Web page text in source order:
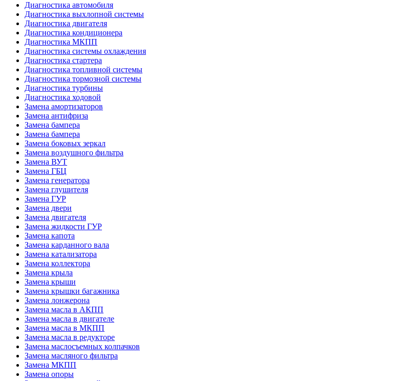
Диагностика автомобиля
Диагностика выхлопной системы
Диагностика двигателя
Диагностика кондиционера
Диагностика МКПП
Диагностика системы охлаждения
Диагностика стартера
Диагностика топливной системы
Диагностика тормозной системы
Диагностика турбины
Диагностика ходовой
Замена амортизаторов
Замена антифриза
Замена бампера
Замена бампера
Замена боковых зеркал
Замена воздушного фильтра
Замена ВУТ
Замена ГБЦ
Замена генератора
Замена глушителя
Замена ГУР
Замена двери
Замена двигателя
Замена жидкости ГУР
Замена капота
Замена карданного вала
Замена катализатора
Замена коллектора
Замена крыла
Замена крыши
Замена крышки багажника
Замена лонжерона
Замена масла в АКПП
Замена масла в двигателе
Замена масла в МКПП
Замена масла в редукторе
Замена маслосъемных колпачков
Замена масляного фильтра
Замена МКПП
Замена опоры